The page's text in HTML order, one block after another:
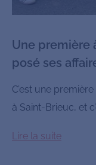
Une première
posé ses
C’est une
à Saint-Brieuc, et
Lire la suite